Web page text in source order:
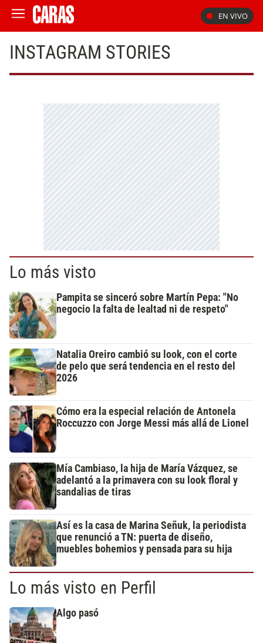
EN VIVO
INSTAGRAM STORIES
Lo más visto
Pampita se sinceró sobre Martín Pepa: "No
negocio la falta de lealtad ni de respeto"
Natalia Oreiro cambió su look, con el corte
de pelo que será tendencia en el resto del
2026
Cómo era la especial relación de Antonela
Roccuzzo con Jorge Messi más allá de Lionel
Mía Cambiaso, la hija de María Vázquez, se
adelantó a la primavera con su look floral y
sandalias de tiras
Así es la casa de Marina Señuk, la periodista
que renunció a TN: puerta de diseño,
muebles bohemios y pensada para su hija
Lo más visto en Perfil
Algo pasó